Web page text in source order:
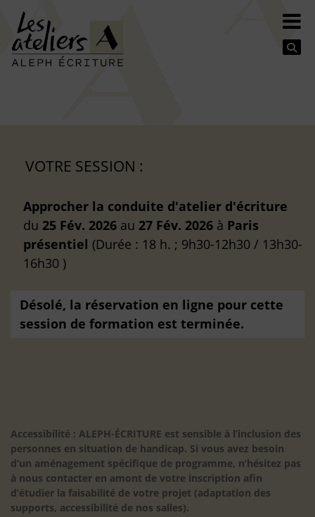
VOTRE SESSION :
Approcher la conduite d'atelier d'écriture
du 25 Fév. 2026 au 27 Fév. 2026 à Paris
présentiel (Durée : 18 h. ; 9h30-12h30 / 13h30-
16h30 )
Désolé, la réservation en ligne pour cette
session de formation est terminée.
Accessibilité : ALEPH-ÉCRITURE est sensible à l’inclusion des
personnes en situation de handicap. Si vous avez besoin
d’un aménagement spécifique de programme, n’hésitez pas
à nous contacter en amont de votre inscription afin
d’étudier la faisabilité de votre projet (adaptation des
supports, accessibilité de nos salles).